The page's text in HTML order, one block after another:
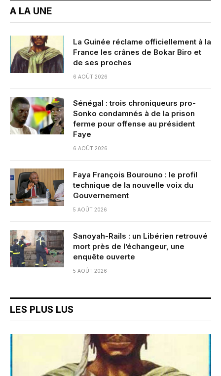
A LA UNE
La Guinée réclame officiellement à la
France les crânes de Bokar Biro et
de ses proches
6 AOÛT 2026
Sénégal : trois chroniqueurs pro-
Sonko condamnés à de la prison
ferme pour offense au président
Faye
6 AOÛT 2026
Faya François Bourouno : le profil
technique de la nouvelle voix du
Gouvernement
5 AOÛT 2026
Sanoyah-Rails : un Libérien retrouvé
mort près de l’échangeur, une
enquête ouverte
5 AOÛT 2026
LES PLUS LUS